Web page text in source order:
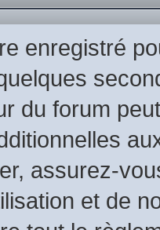
enregistré
du forum
assurez-
et de